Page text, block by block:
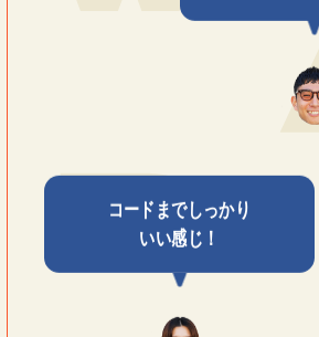
コードまでしっかり
いい感じ！